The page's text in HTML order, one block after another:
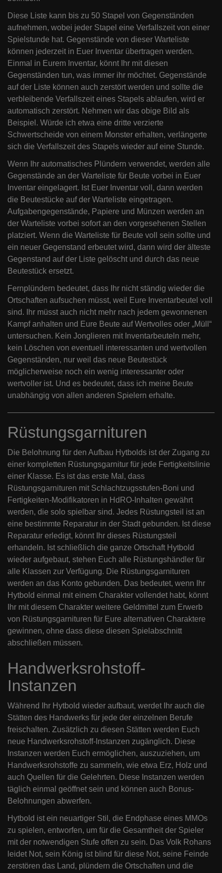
Diese Liste kann bis zu 50 Stapel von Gegenständen
aufnehmen, wobei jeder Stapel eine Verfallszeit von einer
Spielstunde hat. Gegenstände von dieser Warteliste
können jederzeit in Euer Inventar übertragen werden.
Einmal in Eurem Inventar, könnt Ihr mit diesen
Gegenständen tun, was immer ihr möchtet. Gegenstände
auf der Liste können auch zerstört werden und sollte die
verbleibende Verfallszeit eines Stapels ablaufen, wird er
automatisch zerstört. Nehmen wir das obige Bild als
Beispiel. Würde ich etwa eine dritte verzierte
Schwertscheide von einem Monster erhalten, verlängerte
sich die Verfallszeit des Stapels wieder auf eine Stunde.
Wenn Ihr automatisches Plündern verwendet, werden alle
Gegenstände an der Warteliste für Beute vorbei in Euer
Inventar eingelagert. Ist Euer Inventar voll, dann werden
die Beutestücke auf der Warteliste eingetragen.
Aufgabengegenstände, Papiere und Münzen werden an
der Warteliste vorbei sofort an den vorgesehenen Stellen
platziert. Wenn die Warteliste für Beute voll sein sollte und
ein neuer Gegenstand erbeutet wird, dann wird der älteste
Gegenstand auf der Liste gelöscht und durch das neue
Beutestück ersetzt.
Fernplündern bedeutet, dass Ihr nicht ständig wieder die
Ortschaften aufsuchen müsst, weil Eure Inventarbeutel voll
sind. Ihr müsst auch nicht mehr nach jedem gewonnenen
Kampf anhalten und Eure Beute auf Wertvolles oder „Müll“
untersuchen. Kein Jonglieren mit Inventarbeuteln mehr,
kein Löschen von eventuell interessanten und wertvollen
Gegenständen, nur weil das neue Beutestück
möglicherweise noch ein wenig interessanter oder
wertvoller ist. Und es bedeutet, dass ich meine Beute
unabhängig von allen anderen Spielern erhalte.
Rüstungsgarnituren
Die Belohnung für den Aufbau Hytbolds ist der Zugang zu
einer kompletten Rüstungsgarnitur für jede Fertigkeitslinie
einer Klasse. Es ist das erste Mal, dass
Rüstungsgarnituren mit Schlachtzugsstufen-Boni und
Fertigkeiten-Modifikatoren in HdRO-Inhalten gewährt
werden, die solo spielbar sind. Jedes Rüstungsteil ist an
eine bestimmte Reparatur in der Stadt gebunden. Ist diese
Reparatur erledigt, könnt Ihr dieses Rüstungsteil
erhandeln. Ist schließlich die ganze Ortschaft Hytbold
wieder aufgebaut, stehen Euch alle Rüstungshändler für
alle Klassen zur Verfügung. Die Rüstungsgarnituren
werden an das Konto gebunden. Das bedeutet, wenn Ihr
Hytbold einmal mit einem Charakter vollendet habt, könnt
Ihr mit diesem Charakter weitere Geldmittel zum Erwerb
von Rüstungsgarnituren für Eure alternativen Charaktere
gewinnen, ohne dass diese diesen Spielabschnitt
abschließen müssen.
Handwerksrohstoff-
Instanzen
Während Ihr Hytbold wieder aufbaut, werdet Ihr auch die
Stätten des Handwerks für jede der einzelnen Berufe
freischalten. Zusätzlich zu diesen Stätten werden Euch
neue Handwerksrohstoff-Instanzen zugänglich. Diese
Instanzen werden Euch ermöglichen, auszuziehen, um
Handwerksrohstoffe zu sammeln, wie etwa Erz, Holz und
auch Quellen für die Gelehrten. Diese Instanzen werden
täglich einmal geöffnet sein und können auch Bonus-
Belohnungen abwerfen.
Hytbold ist ein neuartiger Stil, die Endphase eines MMOs
zu spielen, entworfen, um für die Gesamtheit der Spieler
mit der notwendigen Stufe offen zu sein. Das Volk Rohans
leidet Not, sein König ist blind für diese Not, seine Feinde
zerstören das Land, plündern die Ortschaften und die